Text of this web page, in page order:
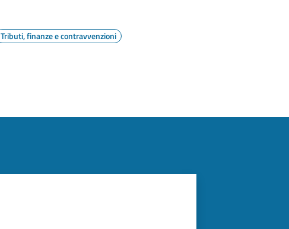
Tributi, finanze e contravvenzioni